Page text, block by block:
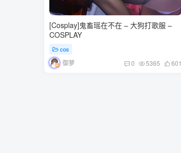
[Cosplay]鬼畜瑶在不在 – 大狗打歌服 –
COSPLAY
cos
御萝 0 5365 601